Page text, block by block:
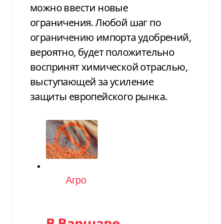
можно ввести новые
ограничения. Любой шаг по
ограничению импорта удобрений,
вероятно, будет положительно
воспринят химической отраслью,
выступающей за усиление
защиты европейского рынка.
Категория
Агро